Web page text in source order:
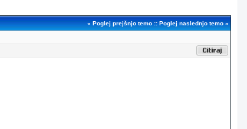
« Poglej prejšnjo temo :: Poglej naslednjo temo »